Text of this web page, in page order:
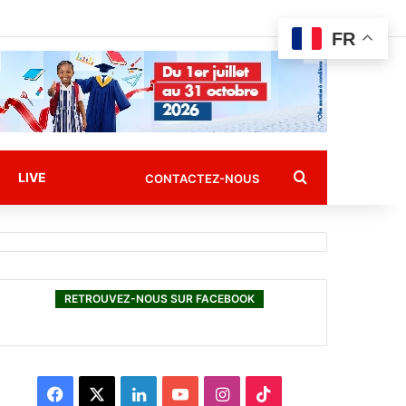
LIVE CONTACTEZ-NOUS Rechercher
RETROUVEZ-NOUS SUR FACEBOOK
L
I
FR